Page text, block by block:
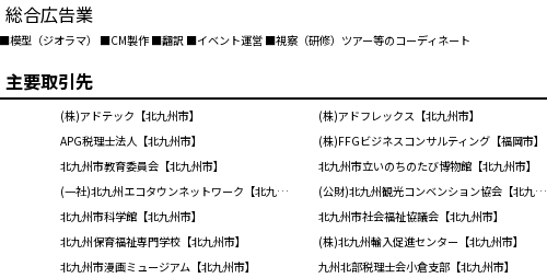
総合広告業
型（ジオラマ） ■CM製作 ■翻訳 ■イベント運営 ■視察（研修）ツアー等のコーディネート
主要取引先
(株)アドテック【北九州市】
(株)アドフレックス【北九州市】
APG税理士法人【北九州市】
(株)FFGビジネスコンサルティング【福岡市】
北九州市教育委員会【北九州市】
北九州市立いのちのたび博物館【北九州市】
(一社)北九州エコタウンネットワーク【北九州市】
(公財)北九州観光コンベンション協会【北九州市】
北九州市科学館【北九州市】
北九州市社会福祉協議会【北九州市】
北九州保育福祉専門学校【北九州市】
(株)北九州輸入促進センター【北九州市】
北九州市漫画ミュージアム【北九州市】
九州北部税理士会小倉支部【北九州市】